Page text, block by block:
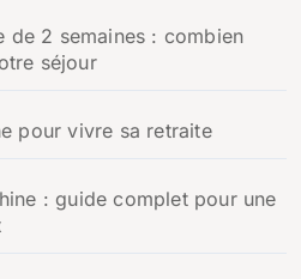
de 2 semaines : combien
séjour
pour vivre sa retraite
: guide complet pour une